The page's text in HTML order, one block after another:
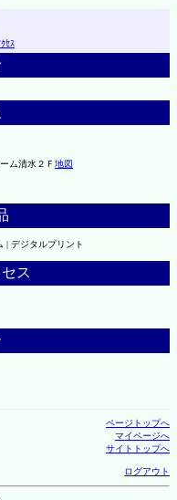
ｾｽ
ム清水２Ｆ 地図
| デジタルプリント
ス
ページトップへ
マイページへ
サイトトップへ
ログアウト